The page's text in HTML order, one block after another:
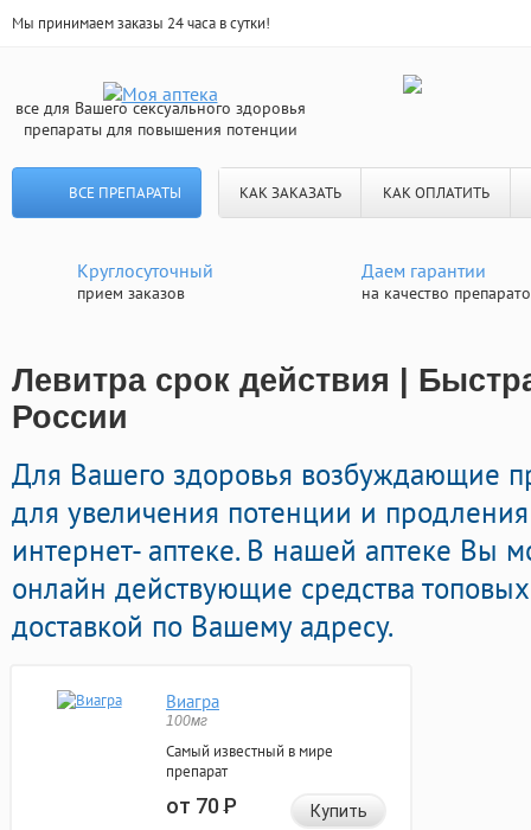
Мы принимаем заказы 24 часа в сутки!
все для Вашего сексуального здоровья
препараты для повышения потенции
ВСЕ ПРЕПАРАТЫ КАК ЗАКАЗАТЬ КАК ОПЛАТИТЬ
Круглосуточный
прием заказов
Даем гарантии
на качество
Левитра срок действия |
России
Для Вашего здоровья возбуждающие
для увеличения потенции и продления
интернет- аптеке. В нашей аптеке Вы
онлайн действующие средства
доставкой по Вашему адресу.
Виагра
100мг
Самый известный в мире
препарат
от 70Р Купить